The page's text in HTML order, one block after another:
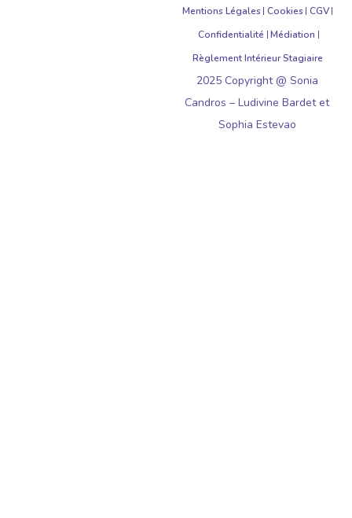
Mentions Légales Cookies CGV
Confidentialité Médiation
Règlement Intérieur Stagiaire
2025 Copyright @ Sonia
Candros – Ludivine Bardet et
Sophia Estevao